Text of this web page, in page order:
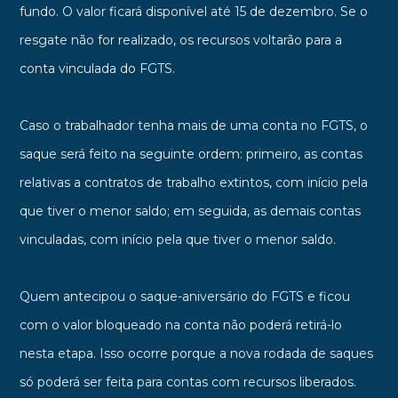
fundo. O valor ficará disponível até 15 de dezembro. Se o
resgate não for realizado, os recursos voltarão para a
conta vinculada do FGTS.
Caso o trabalhador tenha mais de uma conta no FGTS, o
saque será feito na seguinte ordem: primeiro, as contas
relativas a contratos de trabalho extintos, com início pela
que tiver o menor saldo; em seguida, as demais contas
vinculadas, com início pela que tiver o menor saldo.
Quem antecipou o saque-aniversário do FGTS e ficou
com o valor bloqueado na conta não poderá retirá-lo
nesta etapa. Isso ocorre porque a nova rodada de saques
só poderá ser feita para contas com recursos liberados.